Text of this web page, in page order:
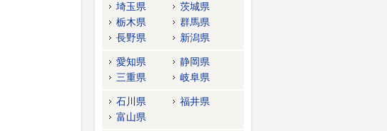
埼玉県
茨城県
栃木県
群馬県
長野県
新潟県
愛知県
静岡県
三重県
岐阜県
石川県
福井県
富山県